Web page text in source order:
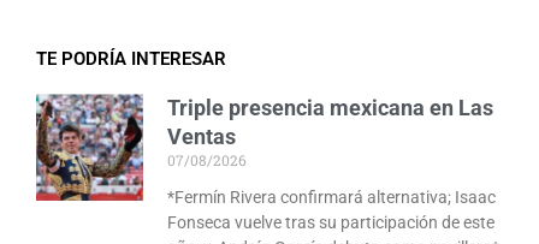
TE PODRÍA INTERESAR
Triple presencia mexicana en Las
Ventas
07/08/2026
*Fermín Rivera confirmará alternativa; Isaac
Fonseca vuelve tras su participación de este